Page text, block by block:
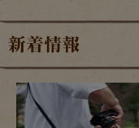
新着情報